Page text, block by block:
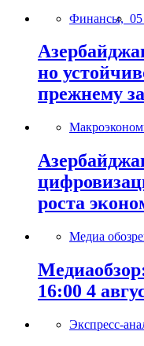
Финансы,
но
прежнему
роста
Медиа
16:00 4
Экспресс-